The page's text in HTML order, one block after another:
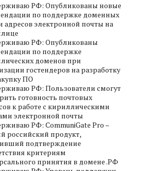
РФ: Опубликованы новые
по поддержке доменных
адресов электронной почты на
РФ: Опубликованы
по поддержке
доменов при
гостендеров на разработку
ПО
РФ: Пользователи смогут
готовность почтовых
к работе с кириллическими
электронной почты
РФ: CommuniGate Pro –
российский продукт,
подтверждение
критериям
принятия в домене .РФ